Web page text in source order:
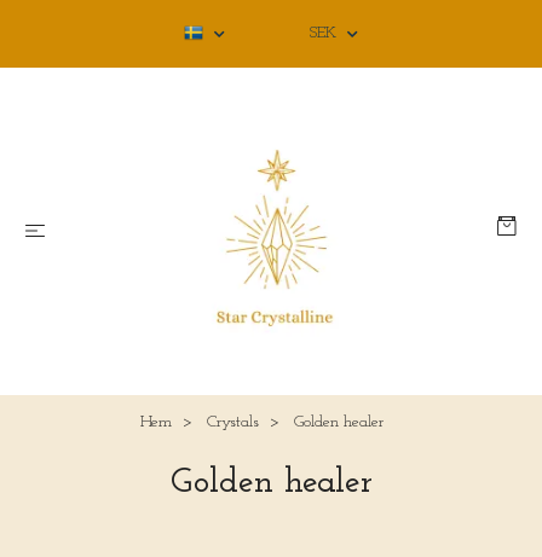
SEK
Hem Crystals Golden healer
Golden healer